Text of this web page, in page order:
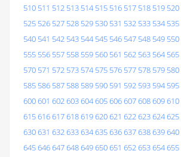
510 511 512 513 514 515 516 517 518 519 520
525 526 527 528 529 530 531 532 533 534 535
540 541 542 543 544 545 546 547 548 549 550
555 556 557 558 559 560 561 562 563 564 565
570 571 572 573 574 575 576 577 578 579 580
585 586 587 588 589 590 591 592 593 594 595
600601 602603604605606607608609610
615616617618619620621 622623624625
630631 632633634635636637638639640
645646647648649650651 652653654655